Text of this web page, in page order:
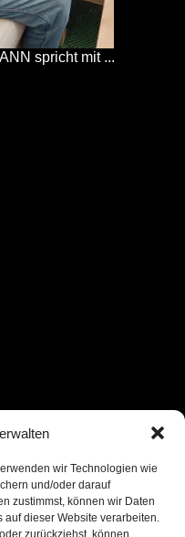
wir Technologien wie
und/oder darauf
zustimmst, können wir Daten
dieser Website verarbeiten.
zurückziehst, können
spricht mit ...